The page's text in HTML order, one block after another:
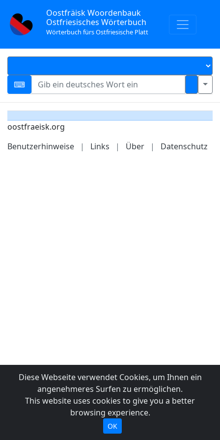
Oostfräisk Woordenbauk
Ostfriesisches Wörterbuch
Wörterbuch fürs Ostfriesische Platt
oostfraeisk.org
Benutzerhinweise
| Links | Über | Datenschutz
Diese Webseite verwendet Cookies, um Ihnen ein
angenehmeres Surfen zu ermöglichen.
This website uses cookies to give you a better
browsing experience.
OK